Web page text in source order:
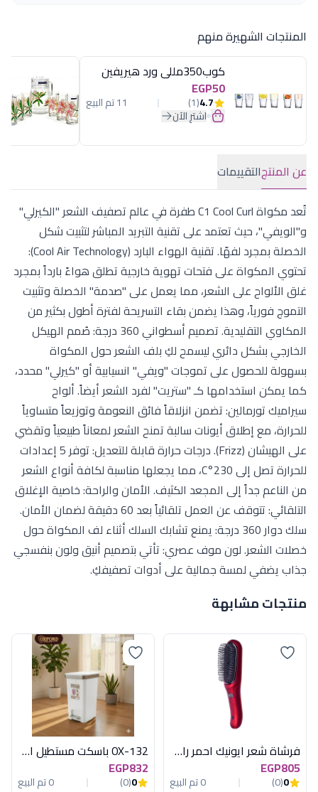
المنتجات الشهيرة منهم
كوب350مللى ورد هيريفين
EGP50
4.7
(1) 11 تم البيع
اشترِ الآن
عن المنتجالتقييمات
تُعد مكواة C1 Cool Curl طفرة في عالم تصفيف الشعر "الكيرلي"
و"الويفي"، حيث تعتمد على تقنية التبريد المباشر لتثبيت شكل
الخصلة بمجرد لفهّا. تقنية الهواء البارد (Cool Air Technology):
تحتوي المكواة على فتحات تهوية خارجية تطلق هواءً بارداً بمجرد
غلق الألواح على الشعر، مما يعمل على "صدمة" الخصلة وتثبيت
التموج فورياً، وهذا يضمن بقاء التسريحة لفترة أطول بكثير من
المكاوي التقليدية. تصميم أسطواني 360 درجة: صُمم الهيكل
الخارجي بشكل دائري ليسمح لكِ بلف الشعر حول المكواة
بسهولة للحصول على تموجات "ويفي" انسيابية أو "كيرلي" محدد،
كما يمكن استخدامها كـ "ستريت" لفرد الشعر أيضاً. ألواح
سيراميك تورمالين: تضمن انزلاقاً فائق النعومة وتوزيعاً متساوياً
للحرارة، مع إطلاق أيونات سالبة تمنح الشعر لمعاناً طبيعياً وتقضي
على الهيشان (Frizz). درجات حرارة قابلة للتعديل: توفر 5 إعدادات
للحرارة تصل إلى 230°C، مما يجعلها مناسبة لكافة أنواع الشعر
من الناعم جداً إلى المجعد الكثيف. الأمان والراحة: خاصية الإغلاق
التلقائي: تتوقف عن العمل تلقائياً بعد 60 دقيقة لضمان الأمان.
سلك دوار 360 درجة: يمنع تشابك السلك أثناء لف المكواة حول
خصلات الشعر. لون موف عصري: تأتي بتصميم أنيق ولون بنفسجي
جذاب يضفي لمسة جمالية على أدوات تصفيفكِ.
منتجات مشابهة
فرشاة شعر ايونيك احمر راش براش
EGP805
0
(0)
0 تم البيع
OX-132 باسكت مستطيل اكسفورد
EGP832
0
(0)
0 تم البيع